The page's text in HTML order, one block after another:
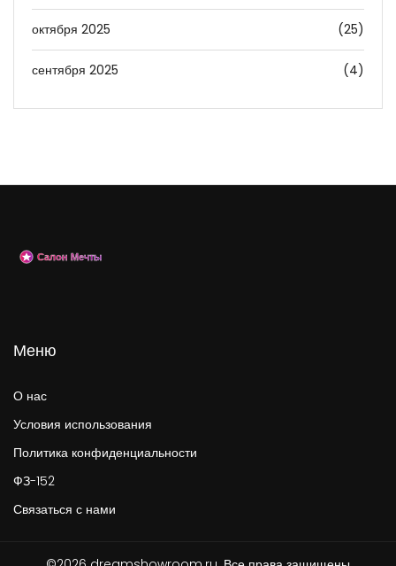
октября 2025 (25)
сентября 2025 (4)
Меню
О нас
Условия использования
Политика конфиденциальности
ФЗ-152
Связаться с нами